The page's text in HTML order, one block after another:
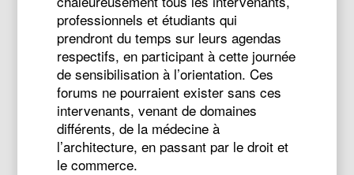
professionnels et étudiants qui
prendront du temps sur leurs agendas
respectifs, en participant à cette journée
de sensibilisation à l’orientation. Ces
forums ne pourraient exister sans ces
intervenants, venant de domaines
différents, de la médecine à
l’architecture, en passant par le droit et
le commerce.